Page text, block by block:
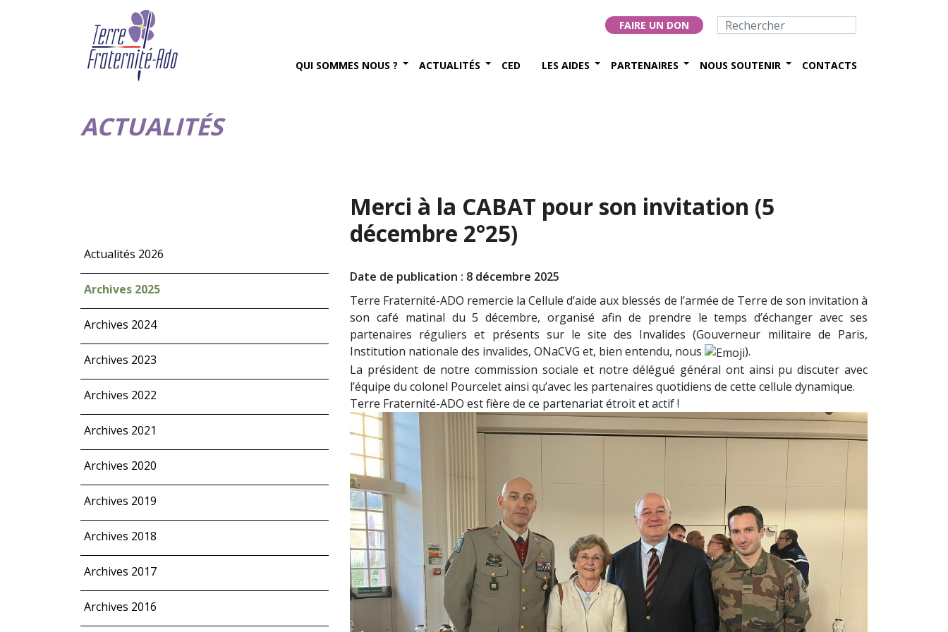
FAIRE UN DON
QUI SOMMES NOUS ? ACTUALITÉS CED LES AIDES PARTENAIRES NOUS SOUTENIR CONTACTS
ACTUALITÉS
Actualités 2026
Archives 2025
Archives 2024
Archives 2023
Archives 2022
Archives 2021
Archives 2020
Archives 2019
Archives 2018
Archives 2017
Archives 2016
Merci à la CABAT pour son invitation (5
décembre 2°25)
Date de publication : 8 décembre 2025
Terre Fraternité-ADO remercie la Cellule d’aide aux blessés de l’armée de Terre de son invitation à
son café matinal du 5 décembre, organisé afin de prendre le temps d’échanger avec ses
partenaires réguliers et présents sur le site des Invalides (Gouverneur militaire de Paris,
Institution nationale des invalides, ONaCVG et, bien entendu, nous
).
La président de notre commission sociale et notre délégué général ont ainsi pu discuter avec
l’équipe du colonel Pourcelet ainsi qu’avec les partenaires quotidiens de cette cellule dynamique.
Terre Fraternité-ADO est fière de ce partenariat étroit et actif !